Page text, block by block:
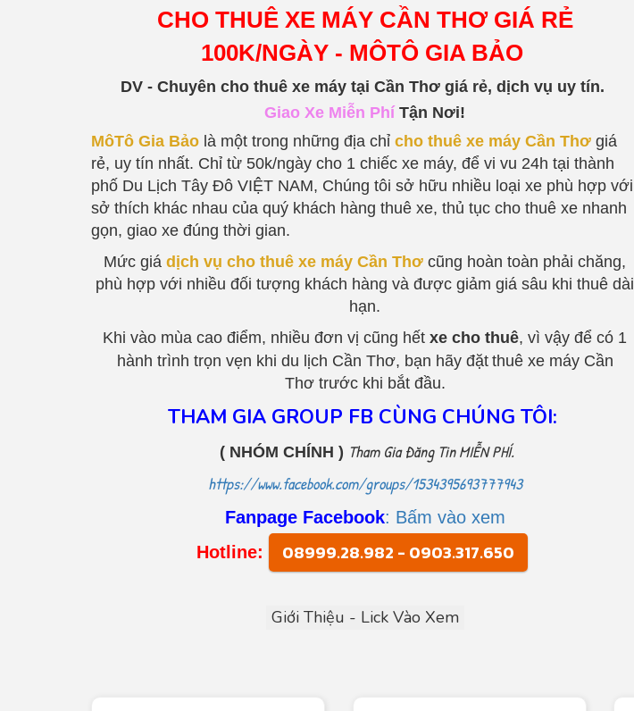
CHO THUÊ XE MÁY CẦN THƠ GIÁ RẺ
100K/NGÀY - MÔTÔ GIA BẢO
DV - Chuyên cho thuê xe máy tại Cần Thơ giá rẻ, dịch vụ uy tín.
Giao Xe Miễn Phí Tận Nơi!
MôTô Gia Bảo là một trong những địa chỉ cho thuê xe máy Cần Thơ giá
rẻ, uy tín nhất. Chỉ từ 50k/ngày cho 1 chiếc xe máy, để vi vu 24h tại thành
phố Du Lịch Tây Đô VIỆT NAM, Chúng tôi sở hữu nhiều loại xe phù hợp với
sở thích khác nhau của quý khách hàng thuê xe, thủ tục cho thuê xe nhanh
gọn, giao xe đúng thời gian.
Mức giádịch vụ cho thuê xe máy Cần Thơ cũng hoàn toàn phải chăng,
phù hợp với nhiều đối tượng khách hàng và được giảm giá sâu khi thuê dài
hạn.
Khi vào mùa cao điểm, nhiều đơn vị cũng hếtxe cho thuê, vì vậy để có 1
hành trình trọn vẹn khi du lịch Cần Thơ, bạn hãy đặt thuê xe máy Cần
Thơ trước khi bắt đầu.
THAM GIA GROUP FB CÙNG CHÚNG TÔI:
( NHÓM CHÍNH ) Tham Gia Đăng Tin MIỄN PHÍ.
https://www.facebook.com/groups/1534395693777943
Fanpage Facebook: Bấm vào xem
Hotline:
08999.28.982 - 0903.317.650
Giới Thiệu - Lick Vào Xem